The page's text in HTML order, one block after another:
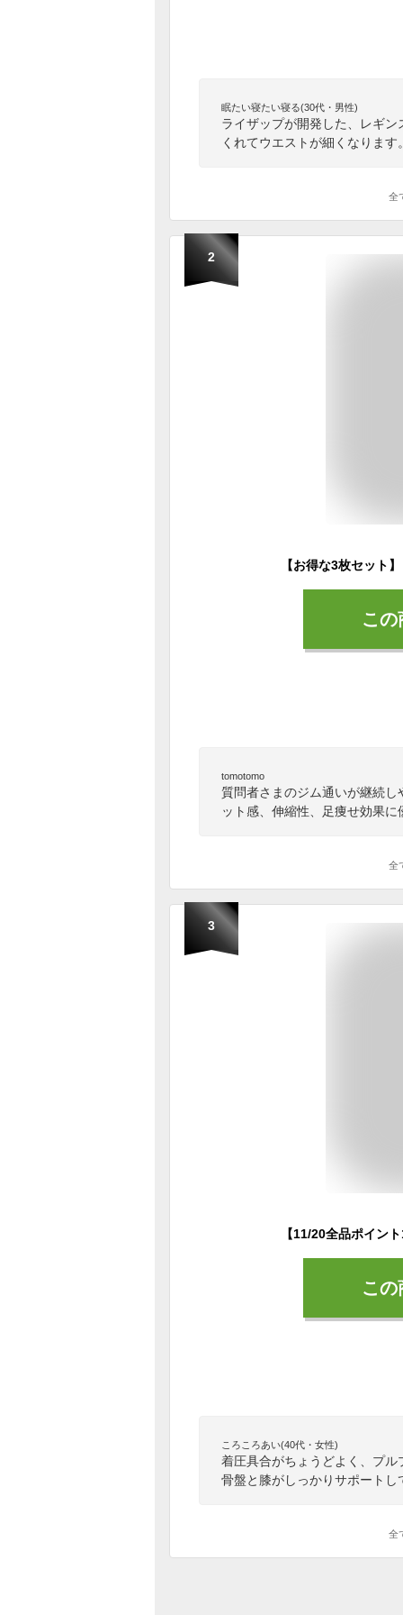
眠たい寝たい寝る(30代・男性)
ライザップが開発した、レギ
くれてウエストが細くなります
全
2
こ
tomotomo
質問者さまのジム通いが継続
ット感、伸縮性、足痩せ効果
全
3
こ
ころころあい(40代・女性)
着圧具合がちょうどよく、プ
骨盤と膝がしっかりサポート
全